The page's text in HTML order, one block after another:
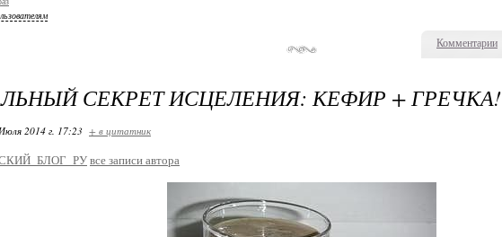
Комментарии
СЕКРЕТ ИСЦЕЛЕНИЯ: КЕФИР + ГРЕЧКА!
2014 г. 17:23 + в цитатник
все записи автора